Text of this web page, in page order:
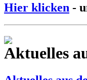
Hier klicken -
Aktuelles